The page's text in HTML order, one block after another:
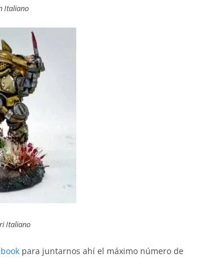
Italiano
Italiano
para juntarnos ahí el máximo número de